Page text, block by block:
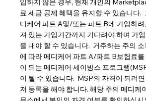
료 세금 공제 혜택을 유지할 수 있습니다.
디케어 파트 A및/또는 파트 B에 가입하려
져 있는 가입기간까지 기다려야 하며 가
을 내야 할 수 있습니다.  거주하는 주의 소
에 따라 메디케어 파트 A/파트 B보험료
이 되는 메디케어 세이빙스 프로그램
이 될 수 있습니다.  MSP의 자격이 되려
저 등록을 해야 합니다. 해당 주의 메디